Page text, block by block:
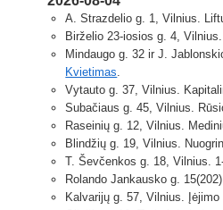
A. Strazdelio g. 1, Vilnius.
Birželio 23-iosios g. 4,
Mindaugo g. 32 ir J.
Kvietimas
Vytauto g. 37, Vilnius.
Subačiaus g. 45, Vilnius.
Raseinių g. 12, Vilnius.
Blindžių g. 19, Vilnius.
T. Ševčenkos g. 18, Vilnius.
Rolando Jankausko g.
Kalvarijų g. 57, Vilnius. Įėjimo